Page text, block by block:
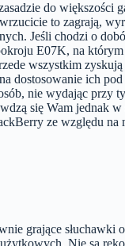
do większości
to zagrają,
Jeśli chodzi o
E07K, na którym
wszystkim zyskują
dostosowanie ich
nie wydając przy
się Wam jednak
ze względu na
grające słuchawki
Nie są